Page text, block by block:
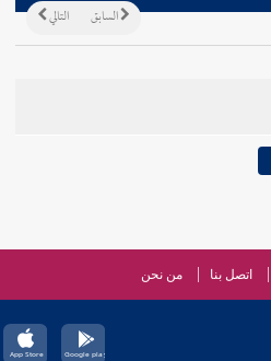
التالي السابق
اتصل بنا من نحن